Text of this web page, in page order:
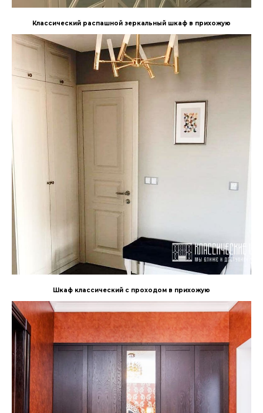
Классический распашной зеркальный шкаф в прихожую
Шкаф классический с проходом в прихожую